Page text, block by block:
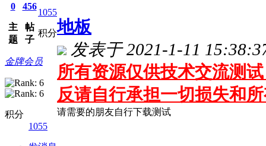
0
主
题
456
帖
子
1055
积分
金牌会员
积分
1055
地板
发表于 2021-1-11
所有资源仅供技术交流测
反请自行承担一切损失和
请需要的朋友自行下载测试